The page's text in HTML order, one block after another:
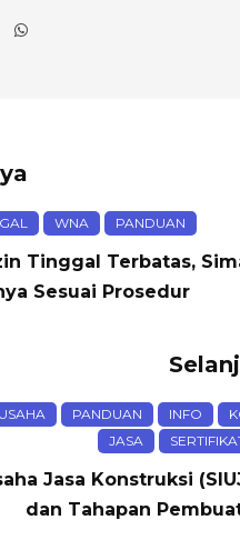
WNA PANDUAN
Tinggal Terbatas,
Sesuai Prosedur
PANDUAN INFO
JASA
Jasa Konstruksi
dan Tahapan